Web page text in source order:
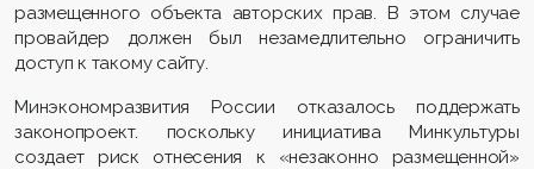
размещенного объекта авторских прав. В этом случае
провайдер должен был незамедлительно ограничить
доступ к такому сайту.
Минэкономразвития России отказалось поддержать
законопроект. поскольку инициатива Минкультуры
создает риск отнесения к «незаконно размещенной»